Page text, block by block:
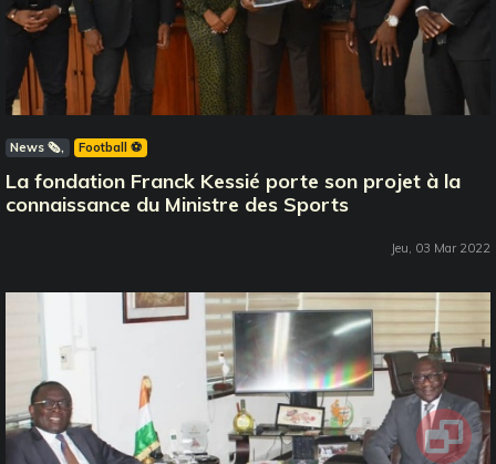
News 🗞️ Football ⚽️
La fondation Franck Kessié porte son projet à la
connaissance du Ministre des Sports
Jeu, 03 Mar 2022